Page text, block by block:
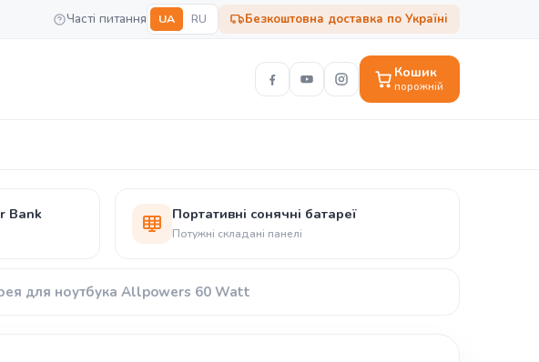
Часті питання UA RU Безкоштовна доставка по Україні
Кошик
порожній
Bank Портативні сонячні батареї
Потужні складані панелі
для ноутбука Allpowers 60 Watt